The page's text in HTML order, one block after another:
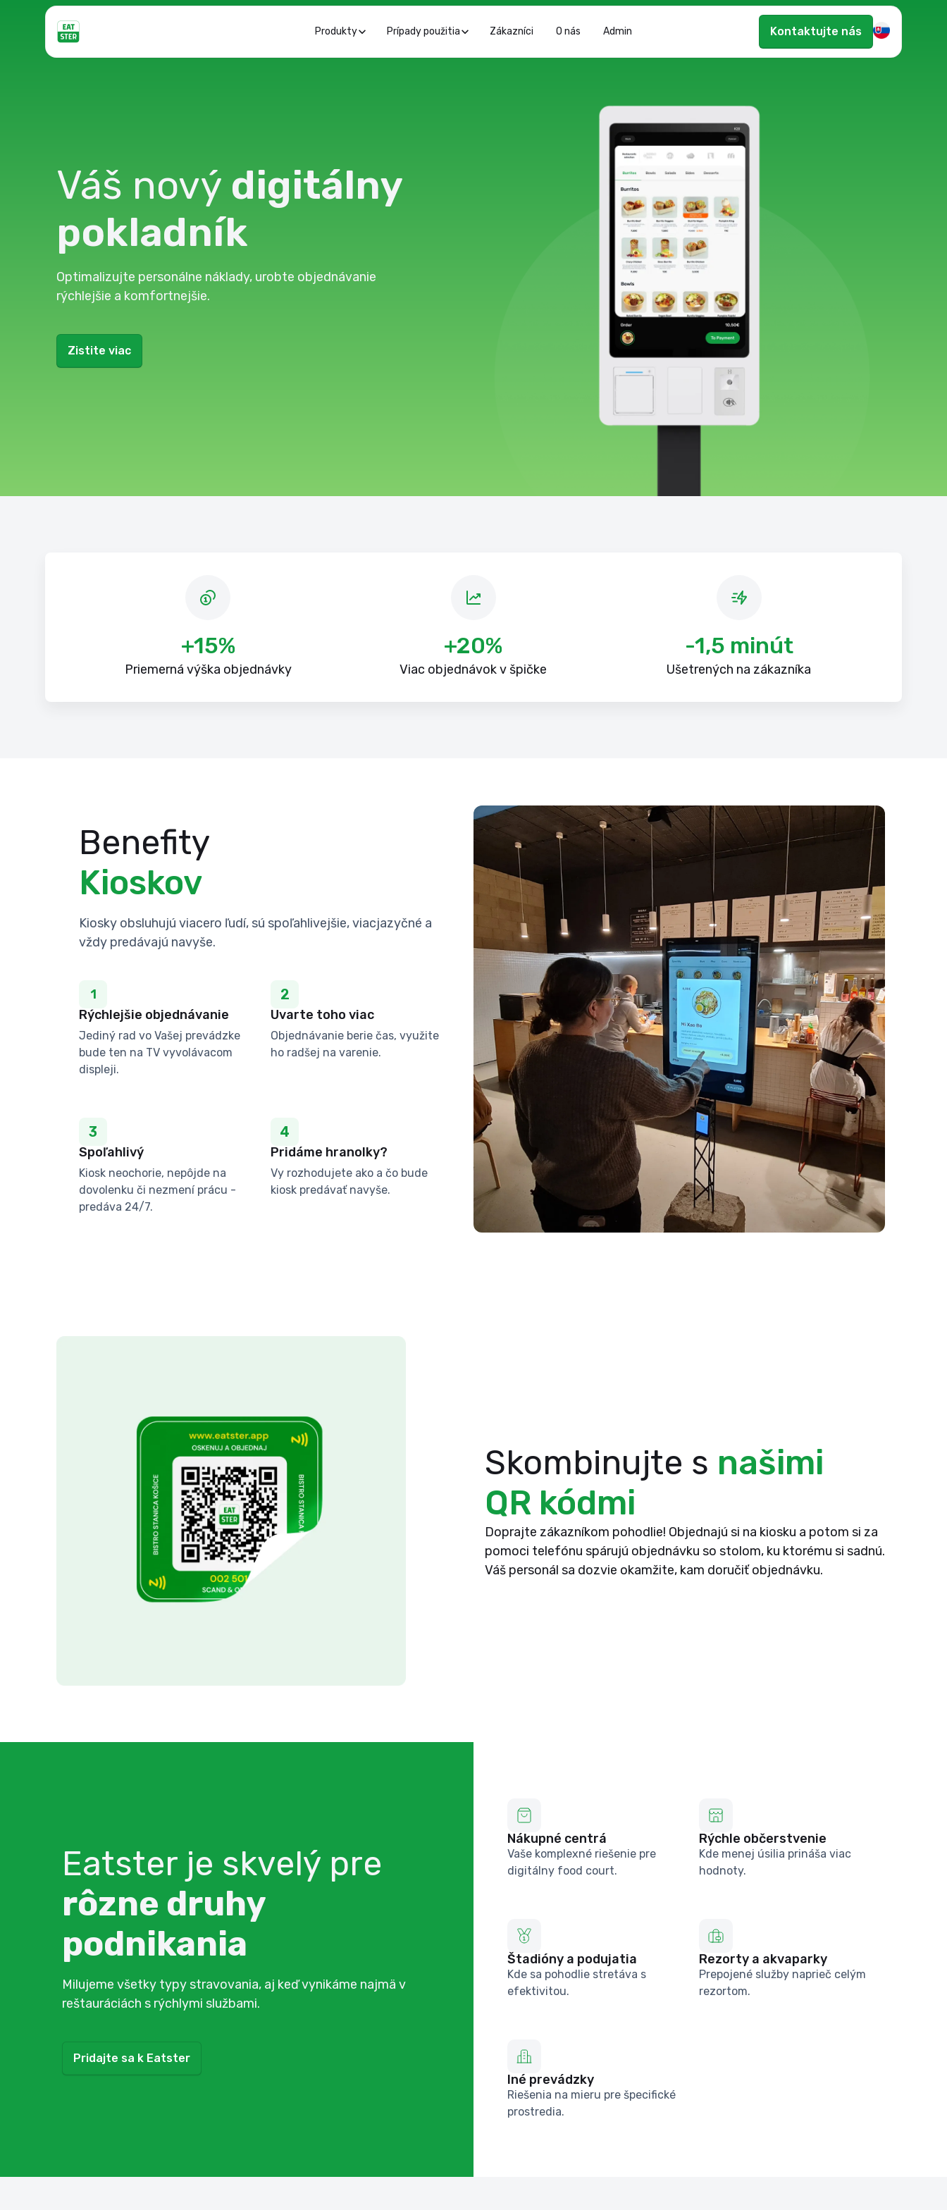
Produkty Prípady použitia Zákazníci O nás Admin Kontaktujte nás
Váš nový digitálny
pokladník
Optimalizujte personálne náklady, urobte objednávanie
rýchlejšie a komfortnejšie.
Zistite viac
+15%
Priemerná výška objednávky
+20%
Viac objednávok v špičke
-1,5 minút
Ušetrených na zákazníka
Benefity
Kioskov
Kiosky obsluhujú viacero ľudí, sú spoľahlivejšie, viacjazyčné a
vždy predávajú navyše.
1
Rýchlejšie objednávanie
Jediný rad vo Vašej prevádzke
bude ten na TV vyvolávacom
displeji.
2
Uvarte toho viac
Objednávanie berie čas, využite
ho radšej na varenie.
3
Spoľahlivý
Kiosk neochorie, nepôjde na
dovolenku či nezmení prácu -
predáva 24/7.
4
Pridáme hranolky?
Vy rozhodujete ako a čo bude
kiosk predávať navyše.
Skombinujte s našimi
QR kódmi
Doprajte zákazníkom pohodlie! Objednajú si na kiosku a potom si za
pomoci telefónu spárujú objednávku so stolom, ku ktorému si sadnú.
Váš personál sa dozvie okamžite, kam doručiť objednávku.
Eatster je skvelý pre
rôzne druhy
podnikania
Milujeme všetky typy stravovania, aj keď vynikáme najmä v
reštauráciách s rýchlymi službami.
Pridajte sa k Eatster
Nákupné centrá
Vaše komplexné riešenie pre
digitálny food court.
Rýchle občerstvenie
Kde menej úsilia prináša viac
hodnoty.
Štadióny a podujatia
Kde sa pohodlie stretáva s
efektivitou.
Rezorty a akvaparky
Prepojené služby naprieč celým
rezortom.
Iné prevádzky
Riešenia na mieru pre špecifické
prostredia.